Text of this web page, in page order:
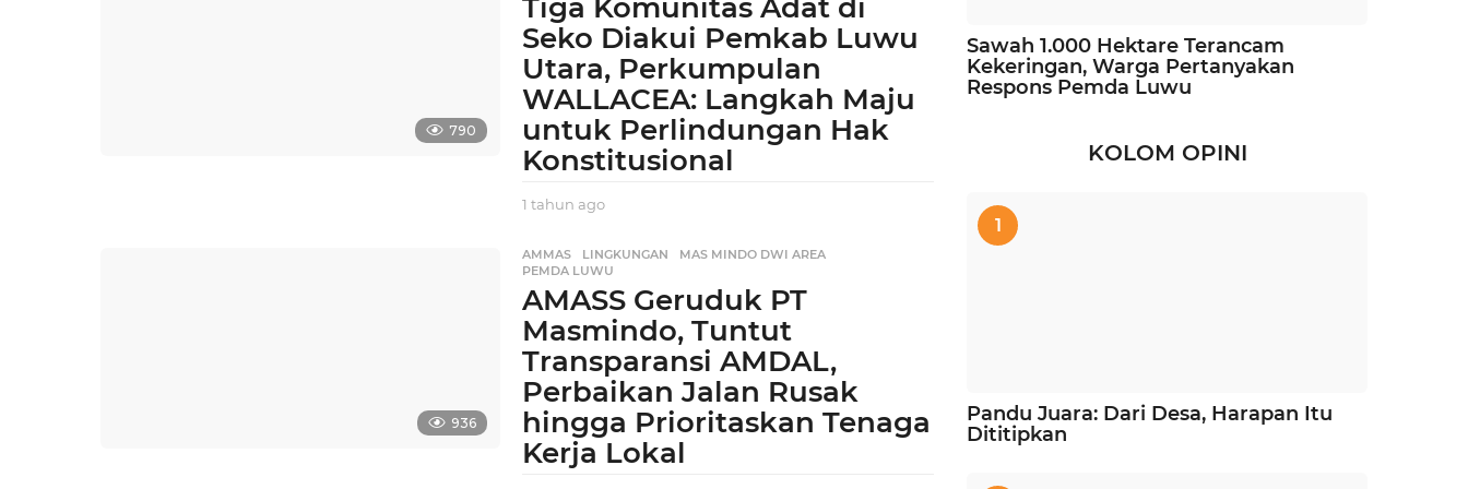
a
g
790
Tiga Komunitas Adat di
Seko Diakui Pemkab Luwu
Utara, Perkumpulan
WALLACEA: Langkah Maju
untuk Perlindungan Hak
Konstitusional
1 tahun ago
a
h
u
n
a
o
936
AMMAS ,LINGKUNGAN ,MAS MINDO DWI AREA
PEMDA LUWU
AMASS Geruduk PT
Masmindo, Tuntut
Transparansi AMDAL,
Perbaikan Jalan Rusak
hingga Prioritaskan Tenaga
Kerja Lokal
Sawah 1.000 Hektare Terancam
Kekeringan, Warga Pertanyakan
Respons Pemda Luwu
KOLOM OPINI
1
Pandu Juara: Dari Desa, Harapan Itu
Dititipkan